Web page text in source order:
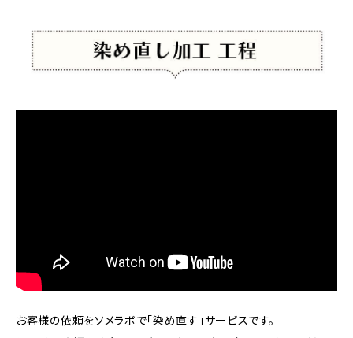
お客様の依頼をソメラボで「染め直す」サービスです。